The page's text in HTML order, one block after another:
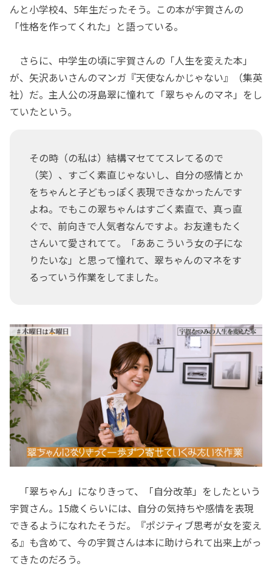
んと小学校4、5年生だったそう。この本が宇賀さんの
「性格を作ってくれた」と語っている。
さらに、中学生の頃に宇賀さんの「人生を変えた本」
が、矢沢あいさんのマンガ『天使なんかじゃない』（集英
社）だ。主人公の冴島翠に憧れて「翠ちゃんのマネ」をし
ていたという。
その時（の私は）結構マセててスレてるので
（笑）、すごく素直じゃないし、自分の感情とか
をちゃんと子どもっぽく表現できなかったんです
よね。でもこの翠ちゃんはすごく素直で、真っ直
ぐで、前向きで人気者なんですよ。お友達もたく
さんいて愛されてて。「ああこういう女の子にな
りたいな」と思って憧れて、翠ちゃんのマネをす
るっていう作業をしてました。
「翠ちゃん」になりきって、「自分改革」をしたという
宇賀さん。15歳くらいには、自分の気持ちや感情を表現
できるようになれたそうだ。『ポジティブ思考が女を変え
る』も含めて、今の宇賀さんは本に助けられて出来上がっ
てきたのだろう。